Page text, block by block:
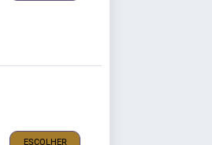
ESCOLHER